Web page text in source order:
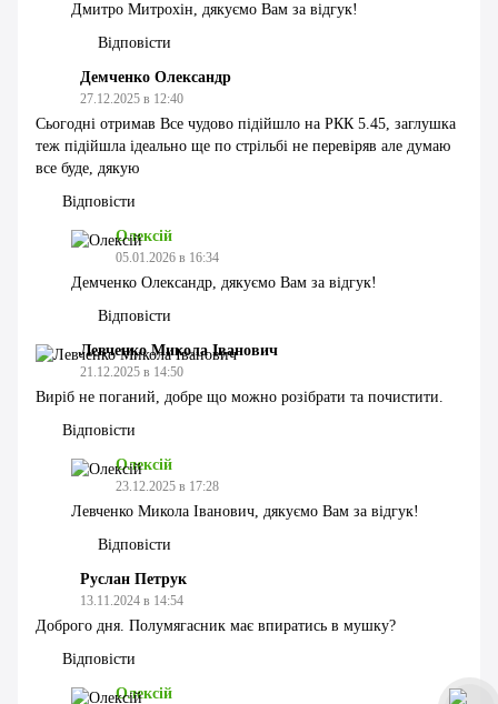
Дмитро Митрохін, дякуємо Вам за відгук!
Відповісти
Демченко Олександр
27.12.2025 в 12:40
Сьогодні отримав Все чудово підійшло на РКК 5.45, заглушка
теж підійшла ідеально ще по стрільбі не перевіряв але думаю
все буде, дякую
Відповісти
Олексій
05.01.2026 в 16:34
Демченко Олександр, дякуємо Вам за відгук!
Відповісти
Левченко Микола Іванович
21.12.2025 в 14:50
Виріб не поганий, добре що можно розібрати та почистити.
Відповісти
Олексій
23.12.2025 в 17:28
Левченко Микола Іванович, дякуємо Вам за відгук!
Відповісти
Руслан Петрук
13.11.2024 в 14:54
Доброго дня. Полумягасник має впиратись в мушку?
Відповісти
Олексій